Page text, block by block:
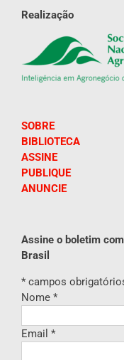
Realização
SOBRE
BIBLIOTECA
ASSINE
PUBLIQUE
ANUNCIE
Assine o boletim
Brasil
* campos
Nome *
Email *